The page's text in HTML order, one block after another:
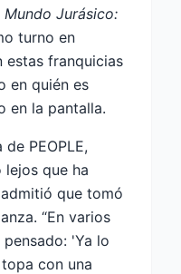
Mundo Jurásico:
turno en
estas franquicias
en quién es
en la pantalla.
PEOPLE,
que ha
que tomó
“En varios
'Ya lo
con una